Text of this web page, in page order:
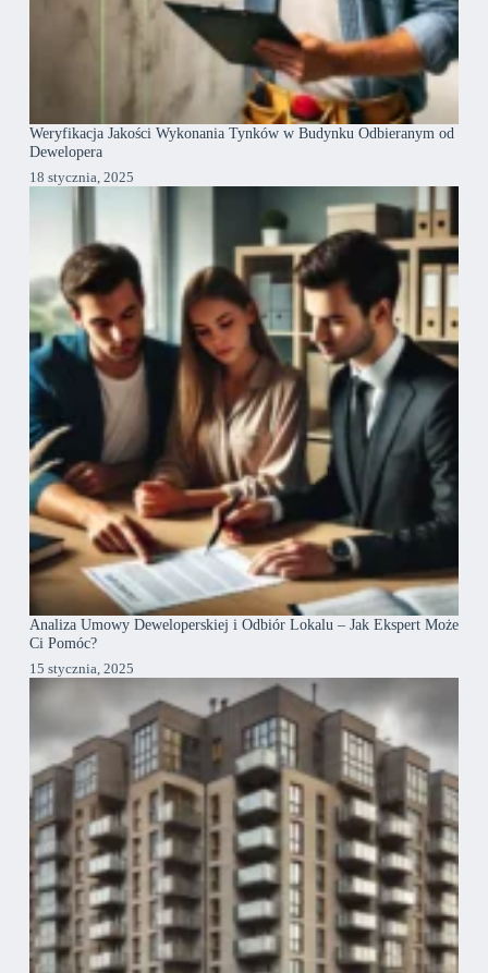
Weryfikacja Jakości Wykonania Tynków w Budynku Odbieranym od
Dewelopera
18 stycznia, 2025
Analiza Umowy Deweloperskiej i Odbiór Lokalu – Jak Ekspert Może
Ci Pomóc?
15 stycznia, 2025